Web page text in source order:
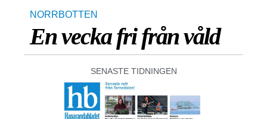
NORRBOTTEN
En vecka fri från våld
SENASTE TIDNINGEN